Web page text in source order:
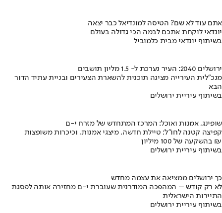
אתם עוד לא שם? הטיסה למונדיאל כבר יצאה
יונדאי לוקחת אתכם לבמה הכי גדולה בעולם
בשיתוף יונדאי מבית כלמוביל
ירושלים 2040: העיר נערכת ל- 1.5 מליון תושבים
מנכ"לית העירייה מציגה תוכנית להשארת הצעירים ובניית עתיד הדור
הבא
בשיתוף עיריית ירושלים
שופינג, אמנות ואוכל: המרכז המתחדש של מזרח י-ם
קפיצה קטנה לחו"ל: טיילת חדשה, מיצגי אמנות, וכיכרות משופצות
בהשקעה של 100 מיליון ₪
בשיתוף עיריית ירושלים
כך ירושלים ממציאה את עצמה מחדש
לא רק קודש – המהפכה המודרנית שעוברת י-ם מחזירה אותה לפסגת
התיירות הישראלית
בשיתוף עיריית ירושלים